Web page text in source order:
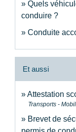
Quels
conduire ?
Conduite
Et aussi
Attestation
Transports -
Brevet de